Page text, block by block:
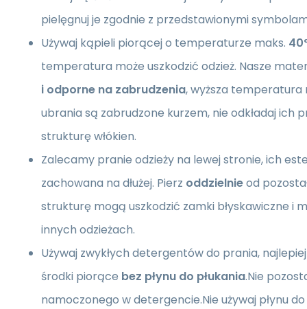
pielęgnuj je zgodnie z przedstawionymi
Używaj kąpieli piorącej o temperaturze maks.
temperatura może uszkodzić odzież. Nasze
i odporne na zabrudzenia, wyższa temperatura
ubrania są zabrudzone kurzem, nie odkładaj ich
strukturę włókien.
Zalecamy pranie odzieży na lewej stronie, ich
zachowana na dłużej. Pierz oddzielnieod
strukturę mogą uszkodzić zamki błyskawiczne i
innych odzieżach.
Używaj zwykłych detergentów do prania,
środki piorące bez płynu do płukania.Nie
namoczonego w detergencie.Nie używaj płynu